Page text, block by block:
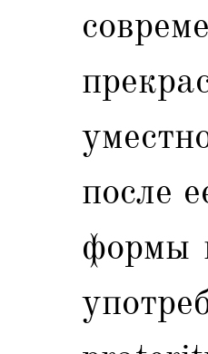
после
формы